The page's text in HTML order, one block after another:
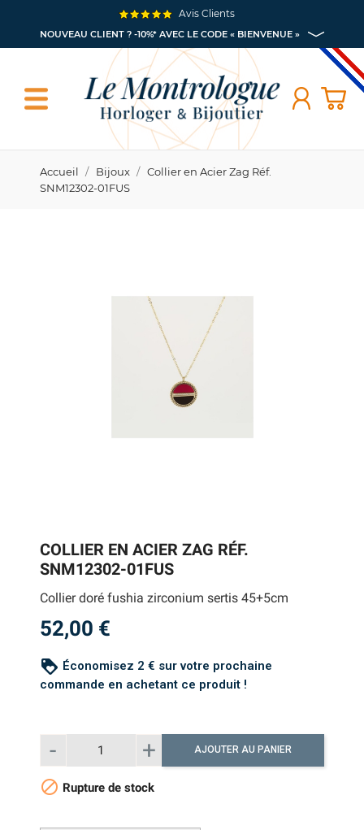
NOUVEAU CLIENT ? -10%* AVEC LE CODE « BIENVENUE »
Avis Clients
Accueil Bijoux
Collier en Acier Zag Réf.
SNM12302-01FUS
COLLIER EN ACIER ZAG RÉF.
SNM12302-01FUS
Collier doré fushia zirconium sertis 45+5cm
52,00 €
loyalty Économisez 2 € sur votre prochaine
commande en achetant ce produit !
AJOUTER AU PANIER
 Rupture de stock